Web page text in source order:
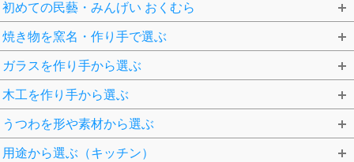
初めての民藝・みんげい おくむら
焼き物を窯名・作り手で選ぶ
ガラスを作り手から選ぶ
木工を作り手から選ぶ
うつわを形や素材から選ぶ
用途から選ぶ（キッチン）